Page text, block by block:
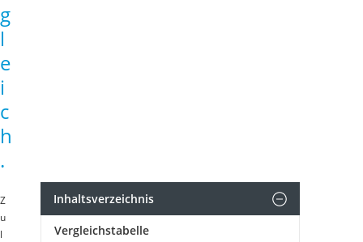
g
l
e
i
c
h
.
Z
u
l
Inhaltsverzeichnis
Vergleichstabelle